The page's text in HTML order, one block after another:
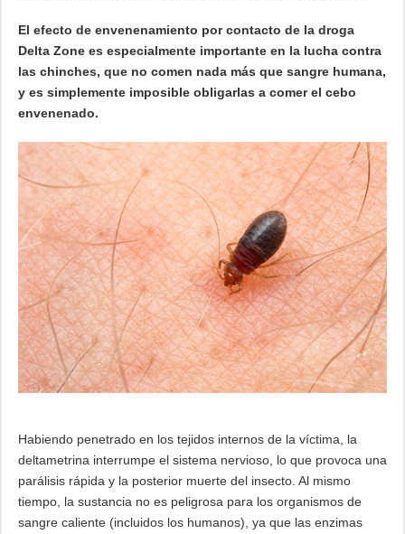
El efecto de envenenamiento por contacto de la droga
Delta Zone es especialmente importante en la lucha contra
las chinches, que no comen nada más que sangre humana,
y es simplemente imposible obligarlas a comer el cebo
envenenado.
Habiendo penetrado en los tejidos internos de la víctima, la
deltametrina interrumpe el sistema nervioso, lo que provoca una
parálisis rápida y la posterior muerte del insecto. Al mismo
tiempo, la sustancia no es peligrosa para los organismos de
sangre caliente (incluidos los humanos), ya que las enzimas